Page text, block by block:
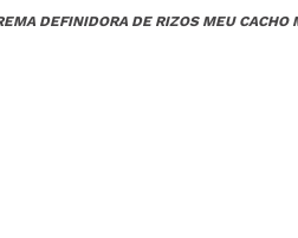
DEFINIDORA DE RIZOS MEU CACHO